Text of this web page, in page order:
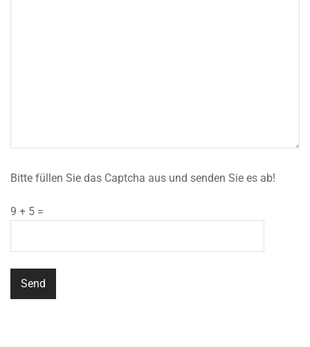
Bitte füllen Sie das Captcha aus und senden Sie es ab!
9 + 5 =